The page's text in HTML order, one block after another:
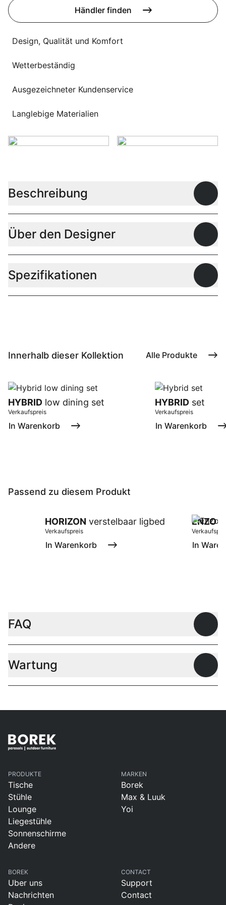
Uber uns
Händler finden
Design, Qualität und Komfort
Wetterbeständig
Ausgezeichneter Kundenservice
Langlebige Materialien
Beschreibung
Über den Designer
Spezifikationen
Innerhalb dieser Kollektion Alle Produkte
HYBRID low dining set
Verkaufspreis
In Warenkorb
HYBRIDset
Verkaufspreis
In Warenkorb
Passend zu diesem Produkt
HORIZON verstelbaar ligbed
Verkaufspreis
In Warenkorb
ENZO
In
FAQ
Wartung
PRODUKTE
Tische
Stühle
Lounge
Liegestühle
Sonnenschirme
Andere
MARKEN
Borek
Max & Luuk
Yoi
BOREK
Uber uns
Nachrichten
CONTACT
Support
Contact